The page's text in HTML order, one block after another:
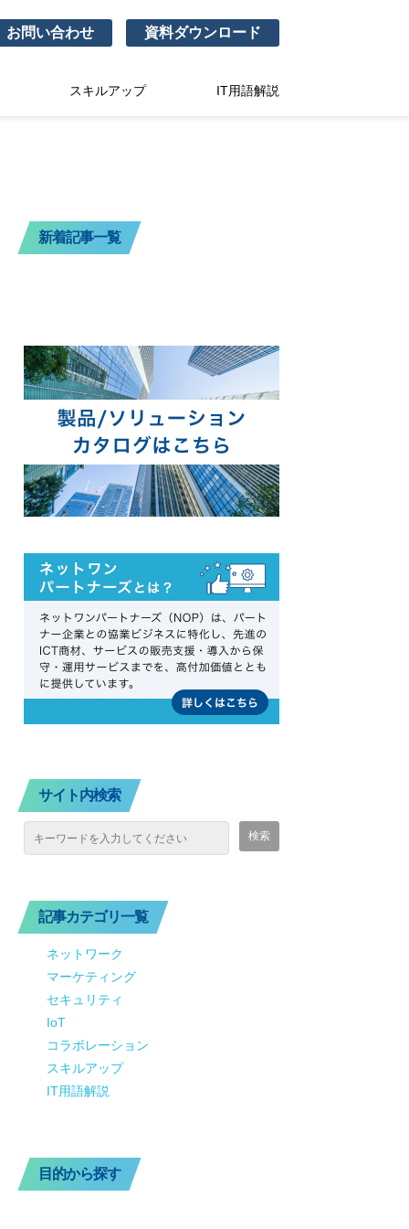
お問い合わせ 資料ダウンロード
スキルアップ IT用語解説
新着記事一覧
サイト内検索
記事カテゴリ一覧
ネットワーク
マーケティング
セキュリティ
IoT
コラボレーション
スキルアップ
IT用語解説
目的から探す